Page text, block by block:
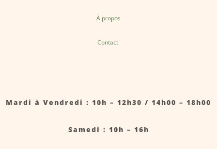
À propos
Contact
Mardi à Vendredi : 10h – 12h30 / 14h00 – 18h00
Samedi : 10h – 16h